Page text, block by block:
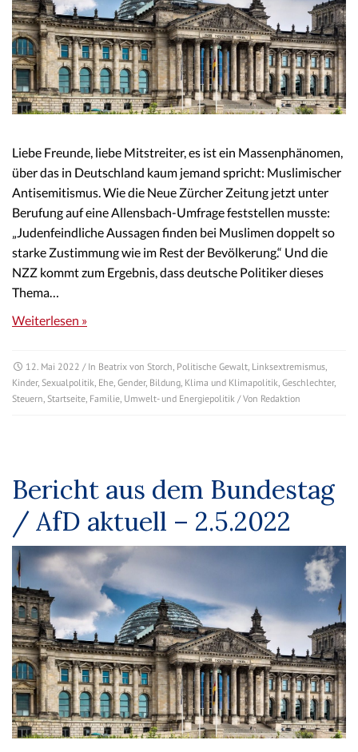
Liebe Freunde, liebe Mitstreiter, es ist ein Massenphänomen,
über das in Deutschland kaum jemand spricht: Muslimischer
Antisemitismus. Wie die Neue Zürcher Zeitung jetzt unter
Berufung auf eine Allensbach-Umfrage feststellen musste:
„Judenfeindliche Aussagen finden bei Muslimen doppelt so
starke Zustimmung wie im Rest der Bevölkerung.“ Und die
NZZ kommt zum Ergebnis, dass deutsche Politiker dieses
Thema…
Weiterlesen »
12. Mai 2022 / In Beatrix von Storch, Politische Gewalt, Linksextremismus,
Kinder, Sexualpolitik, Ehe, Gender, Bildung, Klima und Klimapolitik, Geschlechter,
Steuern, Startseite, Familie, Umwelt- und Energiepolitik / Von Redaktion
Bericht aus dem Bundestag
/ AfD aktuell – 2.5.2022